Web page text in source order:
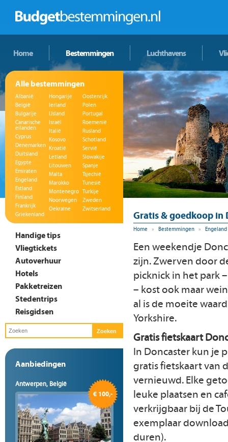
Home Bestemmingen Luchthavens
Alle bestemmingen
Albanië
België
Bulgarije
Canarische
eilanden
Cyprus
Denemarken
Duitsland
Egypte
Emiraten
Engeland
Estland
Finland
Frankrijk
Griekenland
Hongarije
Ierland
IJsland
Israël
Italië
Kosovo
Kroatië
Letland
Litouwen
Malta
Marokko
Montenegro
Noorwegen
Oekraïne
Oostenrijk
Polen
Portugal
Roemenië
Rusland
Schotland
Servië
Slowakije
Spanje
Tsjechië
Tunesië
Turkije
Zweden
Zwitserland
Handige tips
Vliegtickets
Autoverhuur
Hotels
Pakketreizen
Stedentrips
Reisgidsen
Aanbiedingen
Antwerpen, België
€ 100,-
Gratis & goedkoop in
Home » Bestemmingen » Engeland
Een weekendje
zijn. Zwerven door
picknick in het park
– kost ook maar
al is de moeite
Yorkshire.
Gratis fietskaart
In Doncaster kun je
gratis fietskaart van
vernieuwd. Elke
leuke plaatsen en
verkrijgbaar bij de
exemplaar
duren).